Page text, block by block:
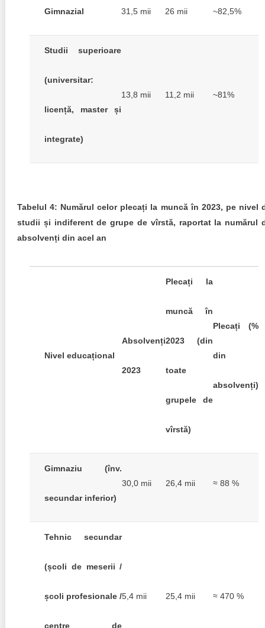
Gimnazial 31,5 mii 26 mii ~82,5%
Studii superioare
(universitar:
licență, master și
integrate)
13,8 mii 11,2 mii ~81%
Tabelul 4: Numărul celor plecați la muncă în 2023, pe nivel
studii și indiferent de grupe de vîrstă, raportat la numărul
absolvenți din acel an
Nivel educațional
Absolvenți
2023
Plecați la
muncă în
2023 (din
toate
grupele de
vîrstă)
Plecați (%
din
absolvenți)
Gimnaziu (înv.
secundar inferior)
30,0 mii 26,4 mii ≈ 88 %
Tehnic secundar
(școli de meserii /
școli profesionale /
centre de
5,4 mii 25,4 mii ≈ 470 %